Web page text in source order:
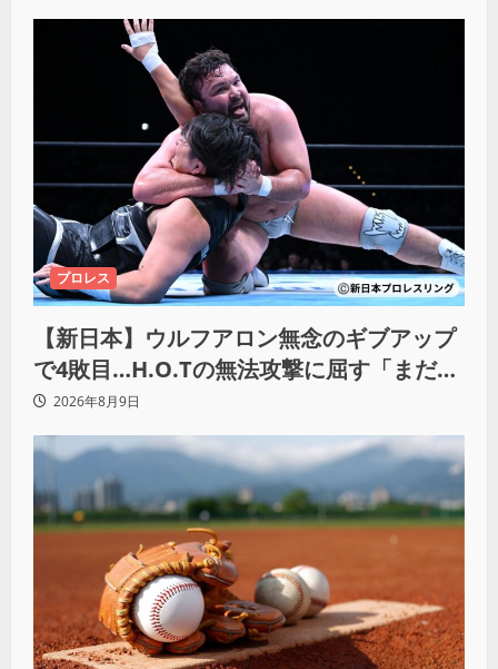
プロレス
【新日本】ウルフアロン無念のギブアップ
で4敗目…H.O.Tの無法攻撃に屈す「まだま
だ俺自身の力はこんなもんだなって」
2026年8月9日